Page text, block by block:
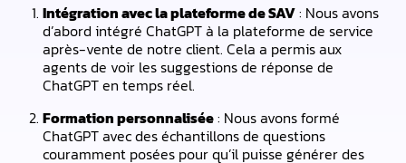
Intégration avec la plateforme de SAV: Nous avons
d’abord intégré ChatGPT à la plateforme de service
après-vente de notre client. Cela a permis aux
agents de voir les suggestions de réponse de
ChatGPT en temps réel.
Formation personnalisée: Nous avons formé
ChatGPT avec des échantillons de questions
couramment posées pour qu’il puisse générer des